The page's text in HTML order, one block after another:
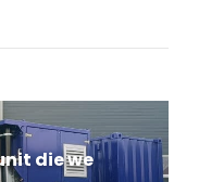
die we